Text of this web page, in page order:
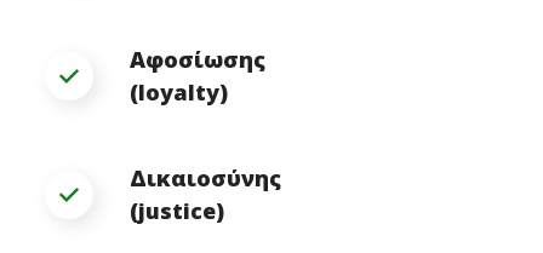
Αφοσίωσης
(loyalty)
Δικαιοσύνης
(justice)